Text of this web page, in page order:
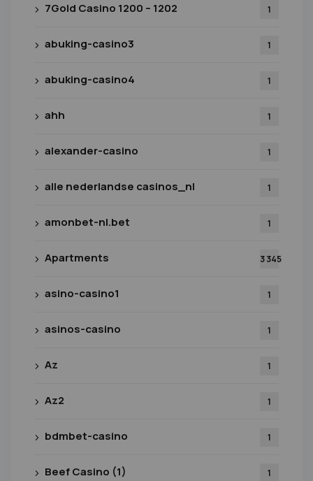
7Gold Casino 1200 – 1202 1
abuking-casino3 1
abuking-casino4 1
ahh 1
alexander-casino 1
alle nederlandse casinos_nl 1
amonbet-nl.bet 1
Apartments 3 345
asino-casino1 1
asinos-casino 1
Az 1
Az2 1
bdmbet-casino 1
Beef Casino (1) 1